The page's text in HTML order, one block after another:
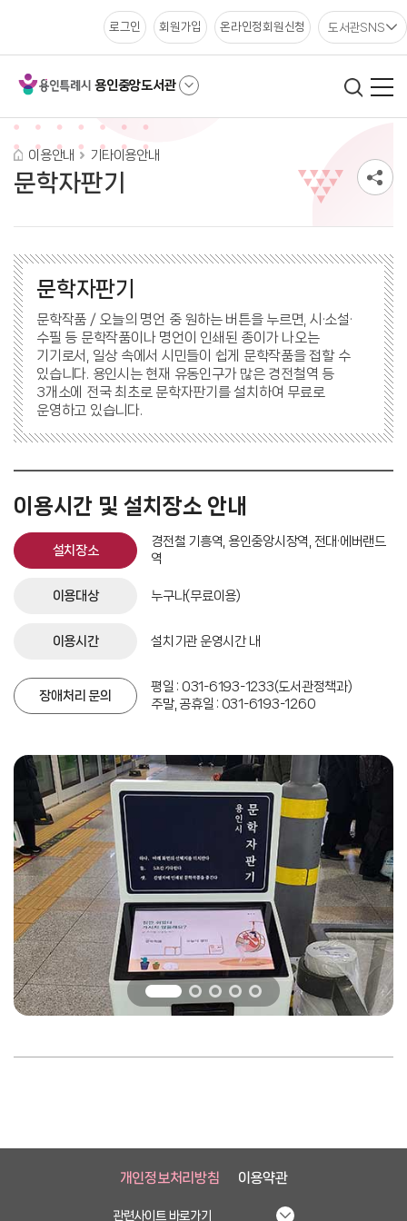
용인중앙도서관
로그인 회원가입 온라인정회원신청 도서관SNS
이용안내 기타이용안내
문학자판기
문학자판기
문학작품 / 오늘의 명언 중 원하는 버튼을 누르면, 시·소설·
수필 등 문학작품이나 명언이 인쇄된 종이가 나오는
기기로서, 일상 속에서 시민들이 쉽게 문학작품을 접할 수
있습니다. 용인시는 현재 유동인구가 많은 경전철역 등
3개소에 전국 최초로 문학자판기를 설치하여 무료로
운영하고 있습니다.
이용시간 및 설치장소 안내
설치장소
경전철 기흥역, 용인중앙시장역, 전대·에버랜드
역
이용대상 누구나(무료이용)
이용시간 설치기관 운영시간 내
장애처리 문의
평일 : 031-6193-1233(도서관정책과)
주말, 공휴일 : 031-6193-1260
개인정보처리방침 이용약관
관련사이트 바로가기